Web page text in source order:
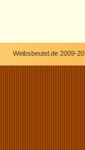
Weibsbeutel.de 2009-